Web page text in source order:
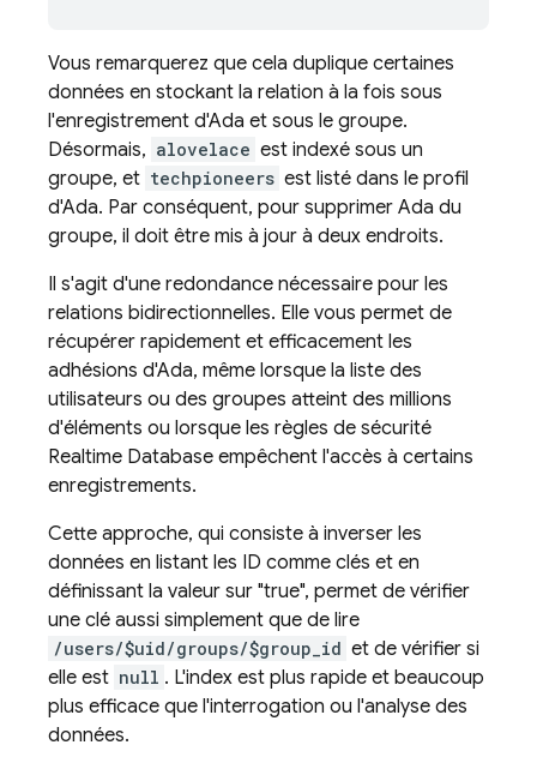
Vous remarquerez que cela duplique certaines
données en stockant la relation à la fois sous
l'enregistrement d'Ada et sous le groupe.
Désormais, alovelace est indexé sous un
groupe, et techpioneers est listé dans le profil
d'Ada. Par conséquent, pour supprimer Ada du
groupe, il doit être mis à jour à deux endroits.
Il s'agit d'une redondance nécessaire pour les
relations bidirectionnelles. Elle vous permet de
récupérer rapidement et efficacement les
adhésions d'Ada, même lorsque la liste des
utilisateurs ou des groupes atteint des millions
d'éléments ou lorsque les règles de sécurité
Realtime Database empêchent l'accès à certains
enregistrements.
Cette approche, qui consiste à inverser les
données en listant les ID comme clés et en
définissant la valeur sur "true", permet de vérifier
une clé aussi simplement que de lire
/users/$uid/groups/$group_id et de vérifier si
elle est null . L'index est plus rapide et beaucoup
plus efficace que l'interrogation ou l'analyse des
données.